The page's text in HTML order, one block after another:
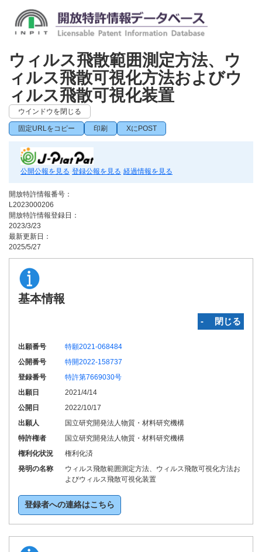
ウィルス飛散範囲測定方法、ウ
ィルス飛散可視化方法およびウ
ィルス飛散可視化装置
ウインドウを閉じる
固定URLをコピー 印刷 XにPOST
公開公報を見る 登録公報を見る 経過情報を見る
開放特許情報番号：
L2023000206
開放特許情報登録日：
2023/3/23
最新更新日：
2025/5/27
基本情報
‐ 閉じる
出願番号
特願2021-068484
公開番号
特開2022-158737
登録番号
特許第7669030号
出願日
2021/4/14
公開日
2022/10/17
出願人
国立研究開発法人物質・材料研究機構
特許権者
国立研究開発法人物質・材料研究機構
権利化状況
権利化済
発明の名称
ウィルス飛散範囲測定方法、ウィルス飛散可視化方法お
よびウィルス飛散可視化装置
登録者への連絡はこちら